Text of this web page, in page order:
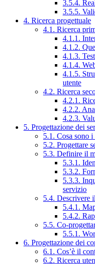
3.5.4.
3.5.5.
4. Ricerca progettuale
4.1. Ricerca
4.1.1.
4.1.2.
4.1.3.
4.1.4.
4.1.5.
utente
4.2. Ricerca
4.2.1.
4.2.2.
4.2.3.
5. Progettazione dei
5.1. Cosa sono
5.2. Progettare
5.3. Definire il
5.3.1.
5.3.2.
5.3.3.
servizio
5.4. Descrivere
5.4.1.
5.4.2.
5.5. Co-
5.5.1.
6. Progettazione dei
6.1. Cos’è il
6.2. Ricerca